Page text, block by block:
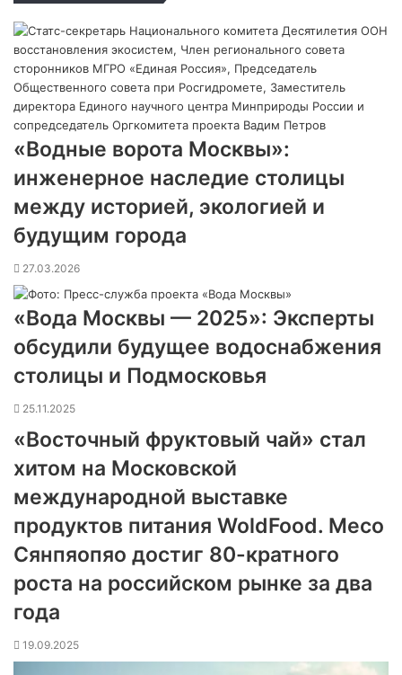
«Водные ворота Москвы»:
инженерное наследие столицы
между историей, экологией и
будущим города
27.03.2026
«Вода Москвы — 2025»: Эксперты
обсудили будущее водоснабжения
столицы и Подмосковья
25.11.2025
«Восточный фруктовый чай» стал
хитом на Московской
международной выставке
продуктов питания WoldFood. Meco
Сянпяопяо достиг 80-кратного
роста на российском рынке за два
года
19.09.2025